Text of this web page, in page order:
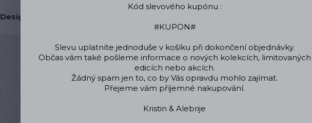
Designové oblečení a doplňky Designové
Úvod ŠPERKY Náhrdelníky Náhrdelník lev
Náhrdelník lev
Kód slevového kupónu :
#KUPON#
Slevu uplatníte jednoduše v košíku při dokončení objednávky.
Občas vám také pošleme informace o nových kolekcích, limitovaných
edicích nebo akcích.
Žádný spam jen to, co by Vás opravdu mohlo zajímat.
Přejeme vám příjemné nakupování.
Kristin & Alebrije